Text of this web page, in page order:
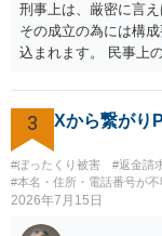
刑事上は、厳密に言
その成立の為には構
込まれます。 民事上
い場合、最寄りの法
ください。
3 Xから繋がり
#ぼったくり被害 #返金請
#本名・住所・電話番号が不
2026年7月15日